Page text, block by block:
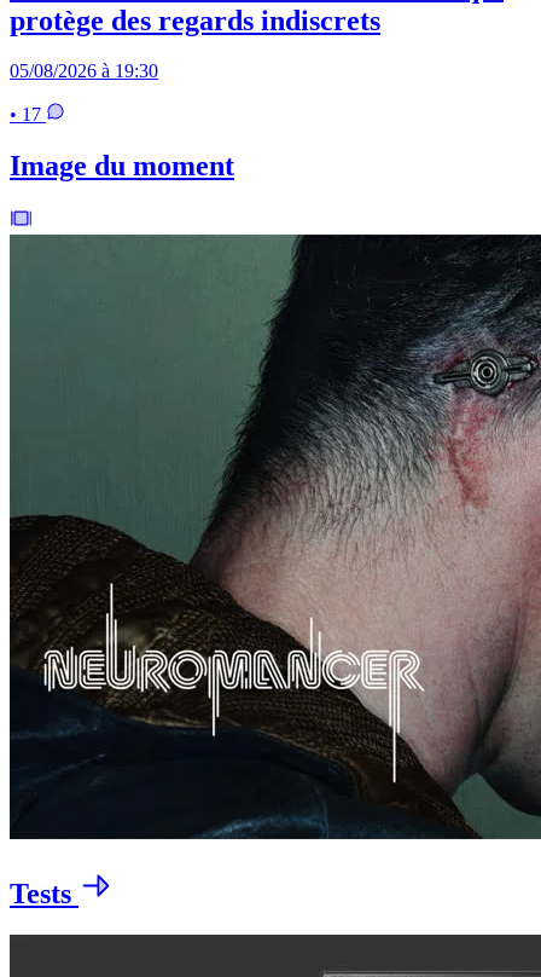
protège des regards indiscrets
05/08/2026 à 19:30
• 17
Image du moment
Tests